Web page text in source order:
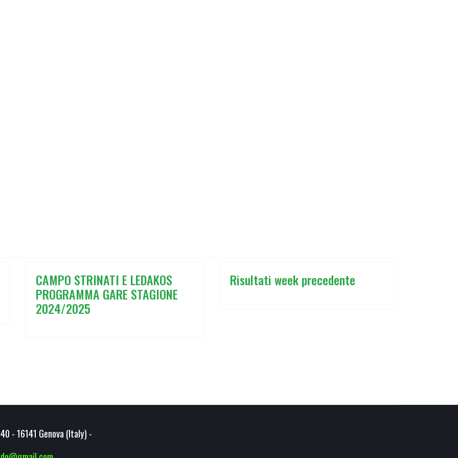
CAMPO STRINATI E LEDAKOS
PROGRAMMA GARE STAGIONE
2024/2025
Risultati week precedente
- 16141 Genova (Italy) -